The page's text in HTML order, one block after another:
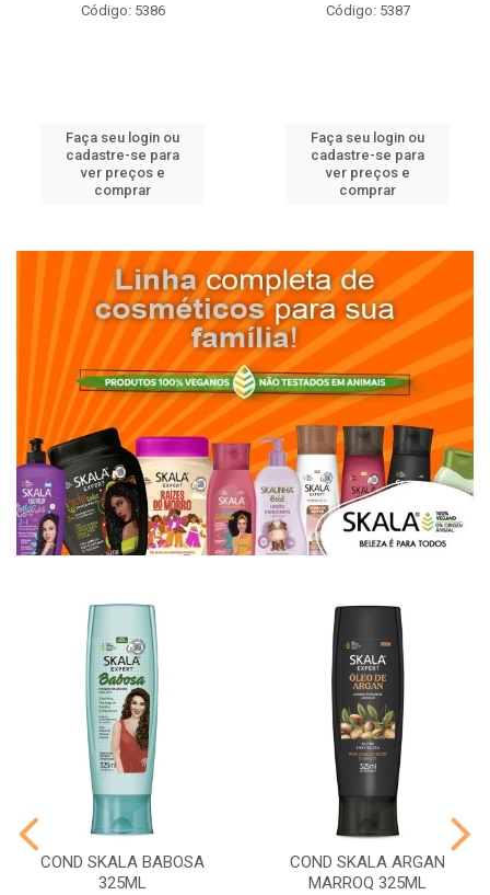
Código: 5386
Faça seu login ou
cadastre-se para
ver preços e
comprar
Código: 5387
Faça seu login ou
cadastre-se para
ver preços e
comprar
COND SKALA BABOSA
325ML
COND SKALA ARGAN
MARROQ 325ML